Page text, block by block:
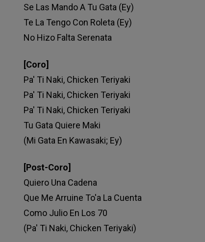
Se Las Mando A Tu Gata (Ey)
Te La Tengo Con Roleta (Ey)
No Hizo Falta Serenata
[Coro]
Pa' Ti Naki, Chicken Teriyaki
Pa' Ti Naki, Chicken Teriyaki
Pa' Ti Naki, Chicken Teriyaki
Tu Gata Quiere Maki
(Mi Gata En Kawasaki; Ey)
[Post-Coro]
Quiero Una Cadena
Que Me Arruine To'a La Cuenta
Como Julio En Los 70
(Pa' Ti Naki, Chicken Teriyaki)